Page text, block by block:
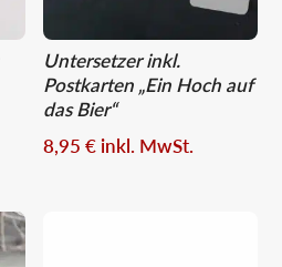
Untersetzer inkl.
Postkarten „Ein Hoch auf
das Bier“
8,95€ inkl. MwSt.